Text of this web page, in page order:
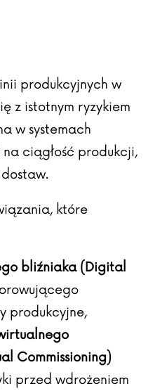
produkcyjnych w
z istotnym ryzykiem
w systemach
ciągłość produkcji,
które
bliźniaka (Digital
produkcyjne,
Commissioning)
przed wdrożeniem